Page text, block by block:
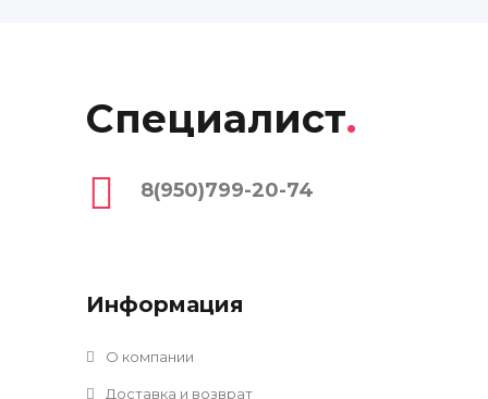
Специалист.
8(950)799-20-74
Информация
О компании
Доставка и возврат